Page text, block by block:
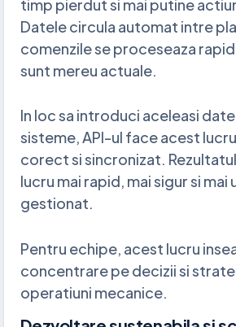
timp pierdut si mai putine
Datele circula automat intre
comenzile se proceseaza
sunt mereu actuale.
In loc sa introduci aceleasi
sisteme, API-ul face acest
corect si sincronizat.
lucru mai rapid, mai sigur si mai
gestionat.
Pentru echipe, acest lucru
concentrare pe decizii si
operatiuni mecanice.